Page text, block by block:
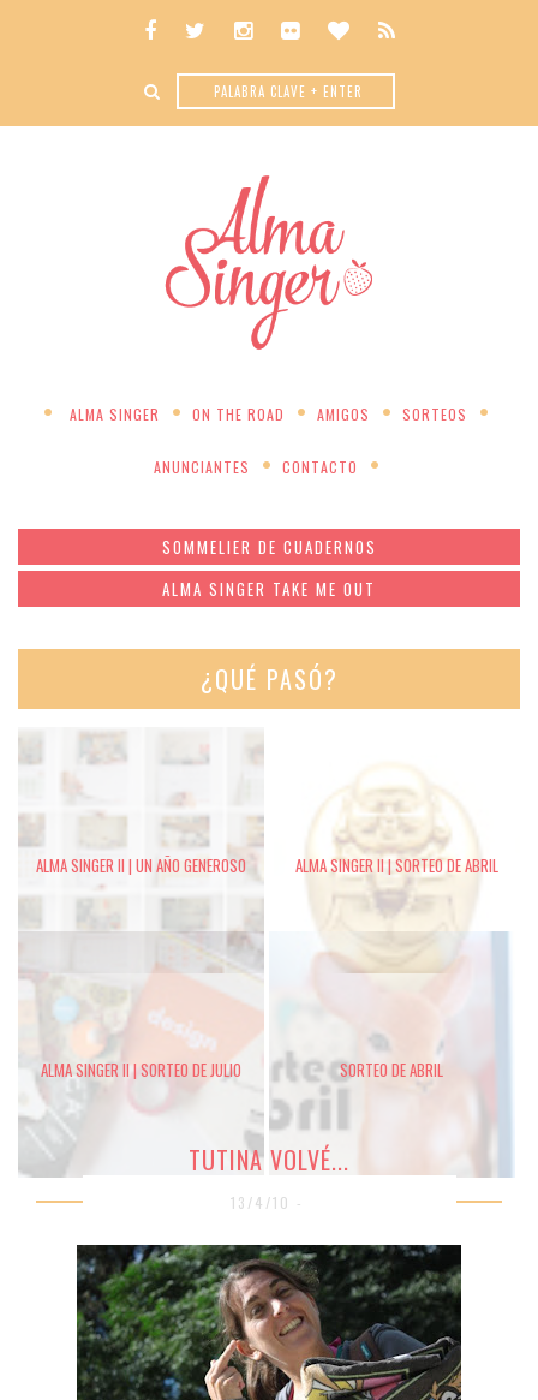
ALMA SINGER ON THE ROAD AMIGOS SORTEOS
ANUNCIANTES CONTACTO
SOMMELIER DE CUADERNOS
ALMA SINGER TAKE ME OUT
¿QUÉ PASÓ?
ALMA SINGER II | UN AÑO GENEROSO ALMA SINGER II | SORTEO DE ABRIL
ALMA SINGER II | SORTEO DE JULIO SORTEO DE ABRIL
TUTINA VOLVÉ...
13/4/10 -